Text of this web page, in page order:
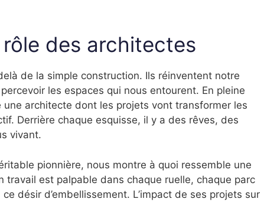
des architectes
de la simple construction. Ils réinventent notre
les espaces qui nous entourent. En pleine
architecte dont les projets vont transformer les
Derrière chaque esquisse, il y a des rêves, des
vivant.
pionnière, nous montre à quoi ressemble une
travail est palpable dans chaque ruelle, chaque parc
désir d’embellissement. L’impact de ses projets sur